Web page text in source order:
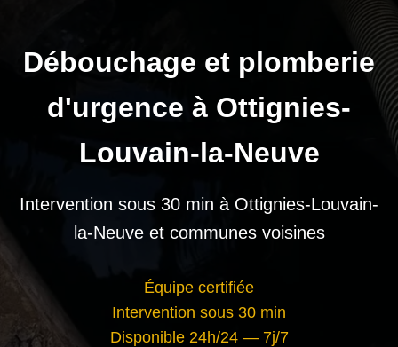
Débouchage et plomberie
d'urgence à Ottignies-
Louvain-la-Neuve
Intervention sous 30 min à Ottignies-Louvain-
la-Neuve et communes voisines
Équipe certifiée
Intervention sous 30 min
Disponible 24h/24 — 7j/7